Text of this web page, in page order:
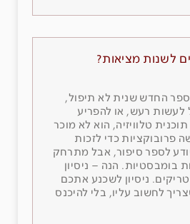
לשנות מציאות?
החדש שנית לא תיפול,
לעשות רעש, או להפריע
טלוויזיה, הוא לא מוכר
פרובוקציות כדי לזכות
לספר סיפור, אבל מתרחק
בומבסטיות. הנה – ניסיון
ניסיון לשכנע אתכם
לחשוב עליו, בלי להיכנס